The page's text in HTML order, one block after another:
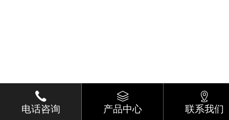
电话咨询 产品中心 联系我们